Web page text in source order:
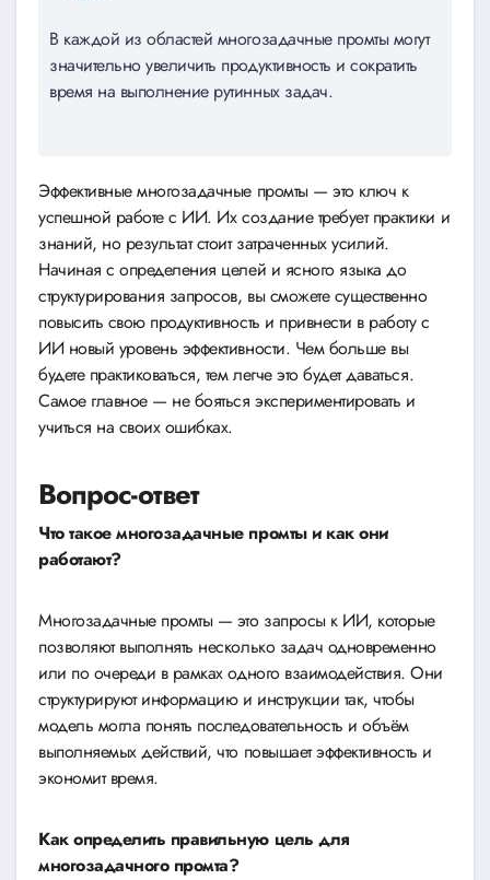
В каждой из областей многозадачные промты могут
значительно увеличить продуктивность и сократить
время на выполнение рутинных задач.
Эффективные многозадачные промты — это ключ к
успешной работе с ИИ. Их создание требует практики и
знаний, но результат стоит затраченных усилий.
Начиная с определения целей и ясного языка до
структурирования запросов, вы сможете существенно
повысить свою продуктивность и привнести в работу с
ИИ новый уровень эффективности. Чем больше вы
будете практиковаться, тем легче это будет даваться.
Самое главное — не бояться экспериментировать и
учиться на своих ошибках.
Вопрос-ответ
Что такое многозадачные промты и как они
работают?
Многозадачные промты — это запросы к ИИ, которые
позволяют выполнять несколько задач одновременно
или по очереди в рамках одного взаимодействия. Они
структурируют информацию и инструкции так, чтобы
модель могла понять последовательность и объём
выполняемых действий, что повышает эффективность и
экономит время.
Как определить правильную цель для
многозадачного промта?